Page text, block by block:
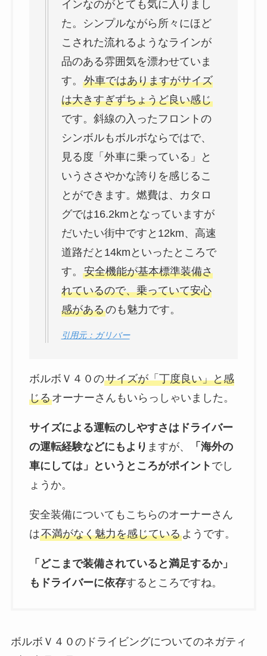
インなのがとても気に入りまし
た。シンプルながら所々にほど
こされた流れるようなラインが
品のある雰囲気を漂わせていま
す。 外車ではありますがサイズ
は大きすぎずちょうど良い感じ
です。斜線の入ったフロントの
シンボルもボルボならではで、
見る度「外車に乗っている」と
いうささやかな誇りを感じるこ
とができます。燃費は、カタロ
グでは16.2kmとなっていますが
だいたい街中ですと12km、高速
道路だと14kmといったところで
す。 安全機能が基本標準装備さ
れているので、乗っていて安心
感があるのも魅力です。
引用元：ガリバー
ボルボＶ４０のサイズが「丁度良い」と感
じるオーナーさんもいらっしゃいました。
サイズによる運転のしやすさはドライバー
の運転経験などにもより ますが、
「海外の
車にしては」というところがポイント でし
ょうか。
安全装備についてもこちらのオーナーさん
は不満がなく魅力を感じているようです。
「どこまで装備されていると満足するか」
もドライバーに依存するところですね。
ボルボＶ４０のドライビングについてのネガティ